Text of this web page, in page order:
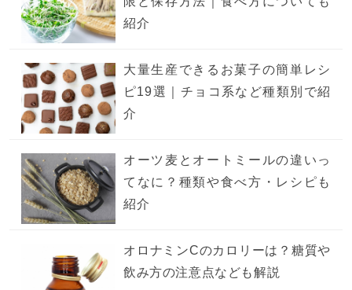
紹介
大量生産できるお菓子の簡単レシ
ピ19選｜チョコ系など種類別で紹
介
オーツ麦とオートミールの違いっ
てなに？種類や食べ方・レシピも
紹介
オロナミンCのカロリーは？糖質や
飲み方の注意点なども解説